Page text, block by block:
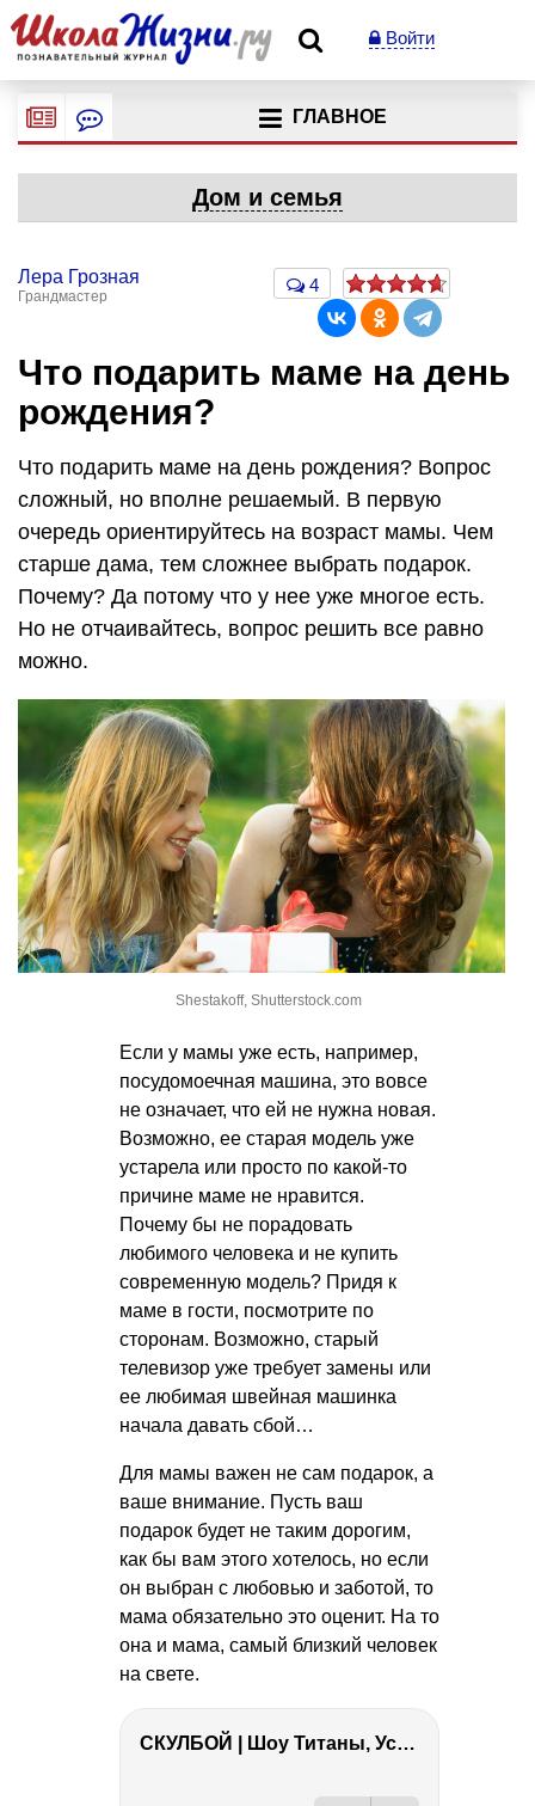
Войти
ГЛАВНОЕ
Дом и семья
Лера Грозная
Грандмастер
4
Что подарить маме на день
рождения?
Что подарить маме на день рождения? Вопрос
сложный, но вполне решаемый. В первую
очередь ориентируйтесь на возраст мамы. Чем
старше дама, тем сложнее выбрать подарок.
Почему? Да потому что у нее уже многое есть.
Но не отчаивайтесь, вопрос решить все равно
можно.
Shestakoff, Shutterstock.com
Если у мамы уже есть, например,
посудомоечная машина, это вовсе
не означает, что ей не нужна новая.
Возможно, ее старая модель уже
устарела или просто по какой-то
причине маме не нравится.
Почему бы не порадовать
любимого человека и не купить
современную модель? Придя к
маме в гости, посмотрите по
сторонам. Возможно, старый
телевизор уже требует замены или
ее любимая швейная машинка
начала давать сбой…
Для мамы важен не сам подарок, а
ваше внимание. Пусть ваш
подарок будет не таким дорогим,
как бы вам этого хотелось, но если
он выбран с любовью и заботой, то
мама обязательно это оценит. На то
она и мама, самый близкий человек
на свете.
СКУЛБОЙ | Шоу Титаны, Усейн Болт, Ларрат, Зашквар!